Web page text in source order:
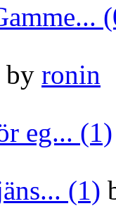
by ronin
eg... (1)
(1)